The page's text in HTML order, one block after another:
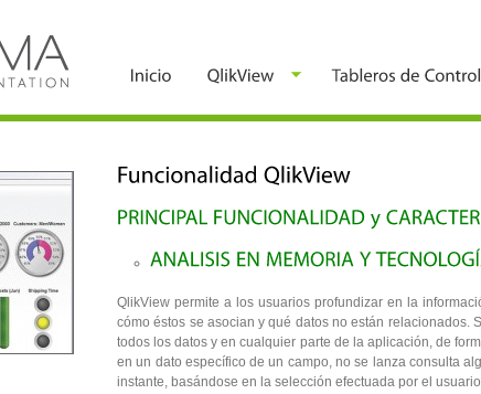
QlikView permite a los usuarios profundizar en la
cómo éstos se asocian y qué datos no están relacionados.
todos los datos y en cualquier parte de la aplicación, de
en un dato específico de un campo, no se lanza consulta
instante, basándose en la selección efectuada por el